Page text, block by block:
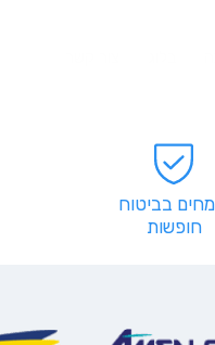
בביטוח
חופשות